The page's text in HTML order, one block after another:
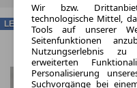
LEASING
Wir bzw.
technologische Mittel,
Tools auf unserer
Seitenfunktionen
Nutzungserlebnis
erweiterten
Personalisierung
Suchvorgänge bei